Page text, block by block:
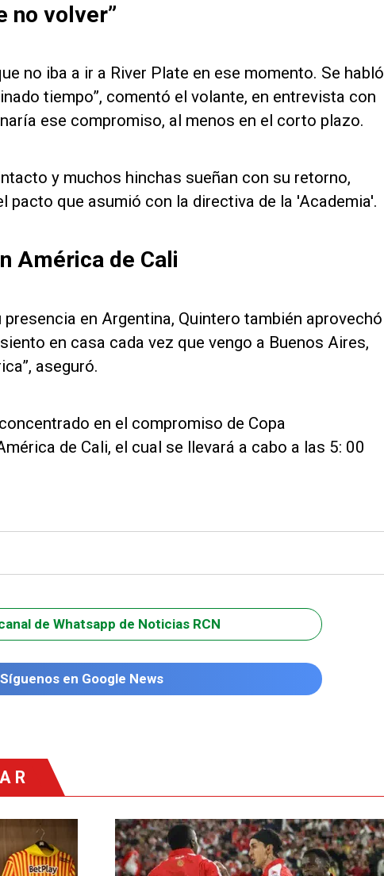
no volver”
no iba a ir a River Plate en ese momento. Se habló
tiempo”, comentó el volante, en entrevista con
ese compromiso, al menos en el corto plazo.
y muchos hinchas sueñan con su retorno,
que asumió con la directiva de la 'Academia'.
América de Cali
en Argentina, Quintero también aprovechó
en casa cada vez que vengo a Buenos Aires,
aseguró.
en el compromiso de Copa
de Cali, el cual se llevará a cabo a las 5: 00
de Whatsapp de Noticias RCN
Síguenos en Google News